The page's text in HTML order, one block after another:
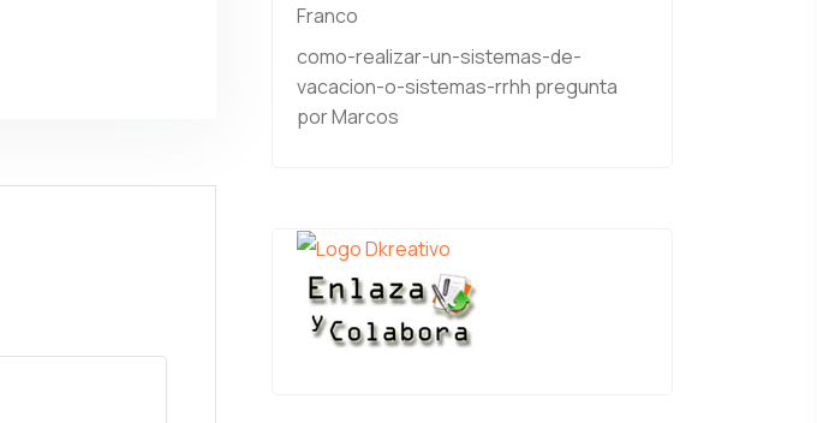
Franco
como-realizar-un-sistemas-de-
vacacion-o-sistemas-rrhh pregunta
por Marcos